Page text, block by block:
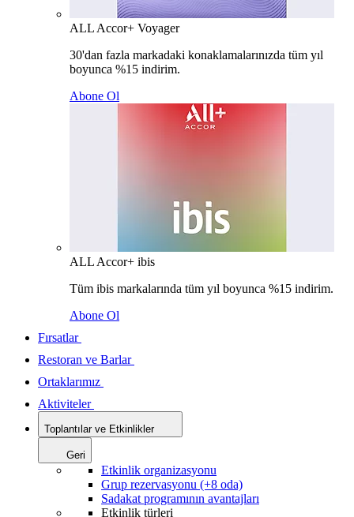
ALL Accor+ Voyager
30'dan fazla markadaki konaklamalarınızda tüm yıl
boyunca %15 indirim.
Abone Ol
ALL Accor+ ibis
Tüm ibis markalarında tüm yıl boyunca %15 indirim.
Abone Ol
Fırsatlar
Restoran ve Barlar
Ortaklarımız
Aktiviteler
Toplantılar ve Etkinlikler
Geri
Etkinlik organizasyonu
Grup rezervasyonu (+8 oda)
Sadakat programının avantajları
Etkinlik türleri